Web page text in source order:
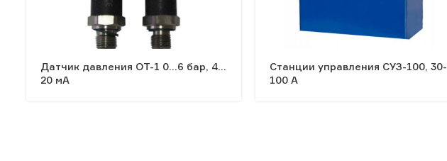
Датчик давления ОТ-1 0…6 бар, 4…
20 мА
Станции управления СУЗ-100, 30-
100 А